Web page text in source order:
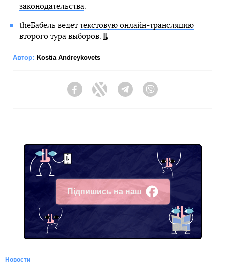
законодательства.
theБабель ведет текстовую онлайн-трансляцию
второго тура выборов.
Автор: Kostia Andreykovets
FacebookTwitter Telegram
Підпишись на наш
Facebook
Новости